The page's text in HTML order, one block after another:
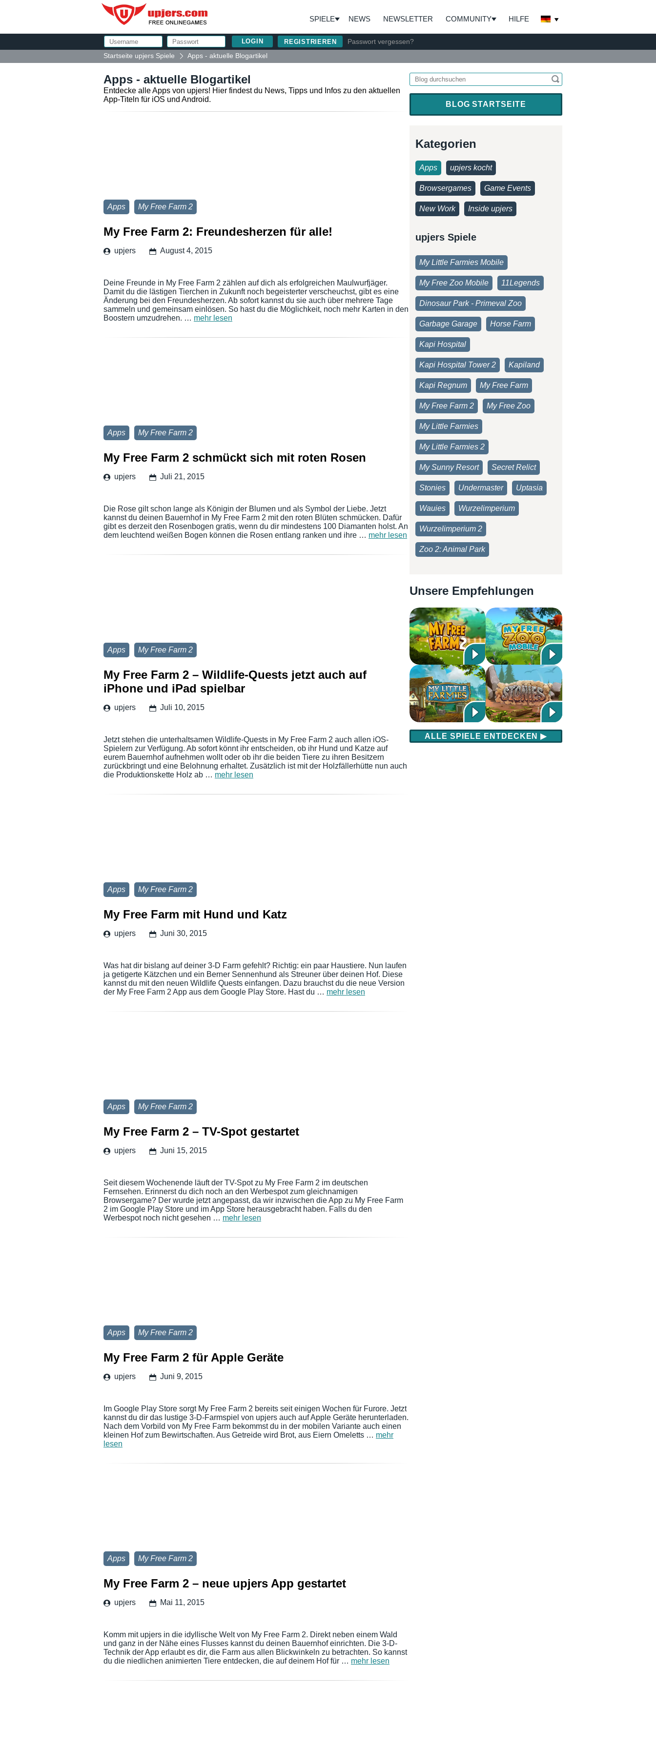
SPIELE NEWS NEWSLETTER COMMUNITY HILFE
REGISTRIEREN
Passwort vergessen?
Startseite upjers Spiele
Apps - aktuelle Blogartikel
Apps - aktuelle Blogartikel
Entdecke alle Apps von upjers! Hier findest du News, Tipps und Infos zu den aktuellen
App-Titeln für iOS und Android.
Apps My Free Farm 2
My Free Farm 2: Freundesherzen für alle!
upjers August 4, 2015
Deine Freunde in My Free Farm 2 zählen auf dich als erfolgreichen Maulwurfjäger.
Damit du die lästigen Tierchen in Zukunft noch begeisterter verscheuchst, gibt es eine
Änderung bei den Freundesherzen. Ab sofort kannst du sie auch über mehrere Tage
sammeln und gemeinsam einlösen. So hast du die Möglichkeit, noch mehr Karten in den
Boostern umzudrehen. … mehr lesen
Apps My Free Farm 2
My Free Farm 2 schmückt sich mit roten Rosen
upjers Juli 21, 2015
Die Rose gilt schon lange als Königin der Blumen und als Symbol der Liebe. Jetzt
kannst du deinen Bauernhof in My Free Farm 2 mit den roten Blüten schmücken. Dafür
gibt es derzeit den Rosenbogen gratis, wenn du dir mindestens 100 Diamanten holst. An
dem leuchtend weißen Bogen können die Rosen entlang ranken und ihre … mehr lesen
Apps My Free Farm 2
My Free Farm 2 – Wildlife-Quests jetzt auch auf
iPhone und iPad spielbar
upjers Juli 10, 2015
Jetzt stehen die unterhaltsamen Wildlife-Quests in My Free Farm 2 auch allen iOS-
Spielern zur Verfügung. Ab sofort könnt ihr entscheiden, ob ihr Hund und Katze auf
eurem Bauernhof aufnehmen wollt oder ob ihr die beiden Tiere zu ihren Besitzern
zurückbringt und eine Belohnung erhaltet. Zusätzlich ist mit der Holzfällerhütte nun auch
die Produktionskette Holz ab … mehr lesen
Apps My Free Farm 2
My Free Farm mit Hund und Katz
upjers Juni 30, 2015
Was hat dir bislang auf deiner 3-D Farm gefehlt? Richtig: ein paar Haustiere. Nun laufen
ja getigerte Kätzchen und ein Berner Sennenhund als Streuner über deinen Hof. Diese
kannst du mit den neuen Wildlife Quests einfangen. Dazu brauchst du die neue Version
der My Free Farm 2 App aus dem Google Play Store. Hast du … mehr lesen
Apps My Free Farm 2
My Free Farm 2 – TV-Spot gestartet
upjers Juni 15, 2015
Seit diesem Wochenende läuft der TV-Spot zu My Free Farm 2 im deutschen
Fernsehen. Erinnerst du dich noch an den Werbespot zum gleichnamigen
Browsergame? Der wurde jetzt angepasst, da wir inzwischen die App zu My Free Farm
2 im Google Play Store und im App Store herausgebracht haben. Falls du den
Werbespot noch nicht gesehen … mehr lesen
Apps My Free Farm 2
My Free Farm 2 für Apple Geräte
upjers Juni 9, 2015
Im Google Play Store sorgt My Free Farm 2 bereits seit einigen Wochen für Furore. Jetzt
kannst du dir das lustige 3-D-Farmspiel von upjers auch auf Apple Geräte herunterladen.
Nach dem Vorbild von My Free Farm bekommst du in der mobilen Variante auch einen
kleinen Hof zum Bewirtschaften. Aus Getreide wird Brot, aus Eiern Omeletts … mehr
lesen
Apps My Free Farm 2
My Free Farm 2 – neue upjers App gestartet
upjers Mai 11, 2015
Komm mit upjers in die idyllische Welt von My Free Farm 2. Direkt neben einem Wald
und ganz in der Nähe eines Flusses kannst du deinen Bauernhof einrichten. Die 3-D-
Technik der App erlaubt es dir, die Farm aus allen Blickwinkeln zu betrachten. So kannst
du die niedlichen animierten Tiere entdecken, die auf deinem Hof für … mehr lesen
BLOG STARTSEITE
Kategorien
Apps upjers kocht
Browsergames Game Events
New Work Inside upjers
upjers Spiele
My Little Farmies Mobile
My Free Zoo Mobile 11Legends
Dinosaur Park - Primeval Zoo
Garbage Garage Horse Farm
Kapi Hospital
Kapi Hospital Tower 2 Kapiland
Kapi Regnum My Free Farm
My Free Farm 2 My Free Zoo
My Little Farmies
My Little Farmies 2
My Sunny Resort Secret Relict
Stonies Undermaster Uptasia
Wauies Wurzelimperium
Wurzelimperium 2
Zoo 2: Animal Park
Unsere Empfehlungen
ALLE SPIELE ENTDECKEN▶